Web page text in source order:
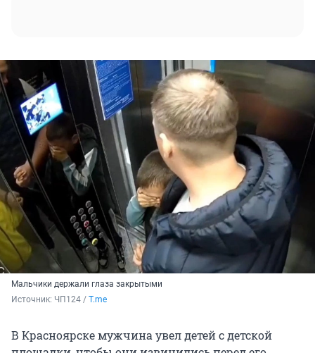
Мальчики держали глаза закрытыми
Источник: ЧП124 / T.me
В Красноярске мужчина увел детей с детской